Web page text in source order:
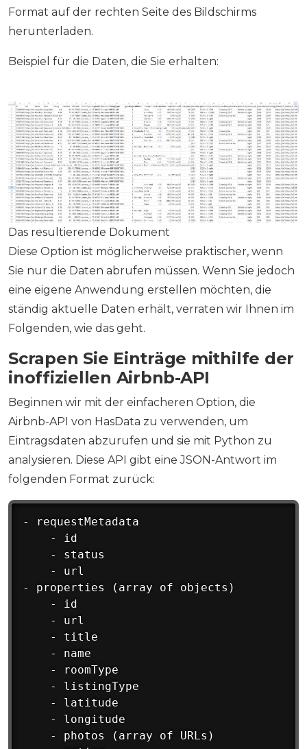
Format auf der rechten Seite des Bildschirms
herunterladen.
Beispiel für die Daten, die Sie erhalten:
Das resultierende Dokument
Diese Option ist möglicherweise praktischer, wenn
Sie nur die Daten abrufen müssen. Wenn Sie jedoch
eine eigene Anwendung erstellen möchten, die
ständig aktuelle Daten erhält, verraten wir Ihnen im
Folgenden, wie das geht.
Scrapen Sie Einträge mithilfe der
inoffiziellen Airbnb-API
Beginnen wir mit der einfacheren Option, die
Airbnb-API von HasData zu verwenden, um
Eintragsdaten abzurufen und sie mit Python zu
analysieren. Diese API gibt eine JSON-Antwort im
folgenden Format zurück:
- requestMetadata
    - id
    - status
    - url
- properties (array of objects)
    - id
    - url
    - title
    - name
    - roomType
    - listingType
    - latitude
    - longitude
    - photos (array of URLs)